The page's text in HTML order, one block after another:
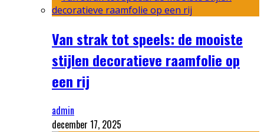
Van strak tot speels: de mooiste
stijlen decoratieve raamfolie op
een rij
admin
december 17, 2025